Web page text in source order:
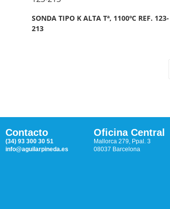
SONDA TIPO K ALTA Tª, 1100ºC REF. 123-
213
Contacto
(34) 93 300 30 51
info@aguilarpineda.es
Oficina Central
Mallorca 279, Ppal. 3
08037 Barcelona